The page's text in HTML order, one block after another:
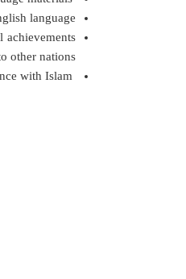
language.
achievements
other nations.